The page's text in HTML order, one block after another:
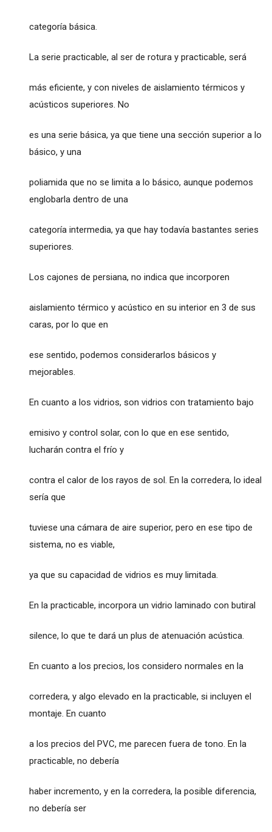
categoría básica.
La serie practicable, al ser de rotura y practicable, será
más eficiente, y con niveles de aislamiento térmicos y
acústicos superiores. No
es una serie básica, ya que tiene una sección superior a lo
básico, y una
poliamida que no se limita a lo básico, aunque podemos
englobarla dentro de una
categoría intermedia, ya que hay todavía bastantes series
superiores.
Los cajones de persiana, no indica que incorporen
aislamiento térmico y acústico en su interior en 3 de sus
caras, por lo que en
ese sentido, podemos considerarlos básicos y
mejorables.
En cuanto a los vidrios, son vidrios con tratamiento bajo
emisivo y control solar, con lo que en ese sentido,
lucharán contra el frío y
contra el calor de los rayos de sol. En la corredera, lo ideal
sería que
tuviese una cámara de aire superior, pero en ese tipo de
sistema, no es viable,
ya que su capacidad de vidrios es muy limitada.
En la practicable, incorpora un vidrio laminado con butiral
silence, lo que te dará un plus de atenuación acústica.
En cuanto a los precios, los considero normales en la
corredera, y algo elevado en la practicable, si incluyen el
montaje. En cuanto
a los precios del PVC, me parecen fuera de tono. En la
practicable, no debería
haber incremento, y en la corredera, la posible diferencia,
no debería ser